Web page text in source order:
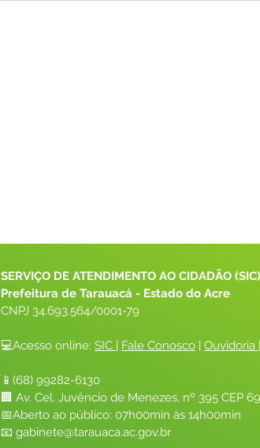
SERVIÇO DE ATENDIMENTO AO CIDADÃO
Prefeitura de Tarauacá - Estado do Acre
CNPJ 34.693.564/0001-79
💻Acesso online: SIC | Fale Conosco | Ouvidoria |
📱(68) 99282-6130
🏢 Av. Cel. Juvêncio de Menezes, nº 395 CEP
📅Aberto ao público: 07h00min às 14h00min
📧 gabinete@tarauaca.ac.gov.br